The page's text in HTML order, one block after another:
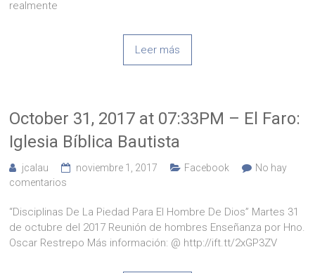
realmente
Leer más
October 31, 2017 at 07:33PM – El Faro:
Iglesia Bíblica Bautista
jcalau noviembre 1, 2017 Facebook
No hay
comentarios
“Disciplinas De La Piedad Para El Hombre De Dios” Martes 31
de octubre del 2017 Reunión de hombres Enseñanza por Hno.
Oscar Restrepo Más información: @ http://ift.tt/2xGP3ZV